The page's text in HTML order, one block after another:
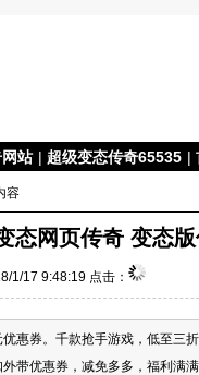
站 | 超级变态传奇65535 |
容
态网页传奇 变态
1/17 9:48:19 点击：
惠券。千款抢手游戏，低至三
带优惠券，减免多多，福利满